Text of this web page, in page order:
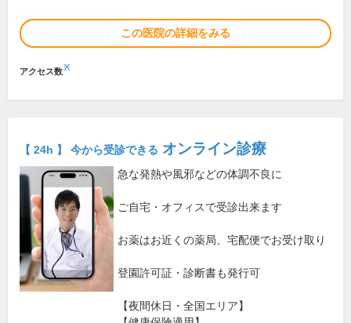
この医院の詳細をみる
アクセス数※
【 24h 】 今から受診できる オンライン診療
急な発熱や風邪などの体調不良に
ご自宅・オフィスで受診出来ます
お薬はお近くの薬局、宅配便でお受け取り
登園許可証・診断書も発行可
【夜間休日・全国エリア】